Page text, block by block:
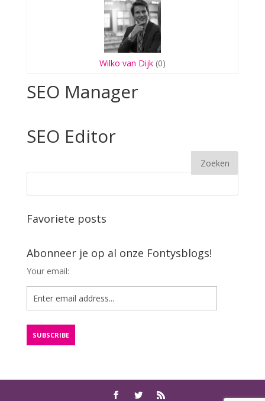
Wilko van Dijk(0)
SEO Manager
SEO Editor
Favoriete posts
Abonneer je op al onze Fontysblogs!
Your email: